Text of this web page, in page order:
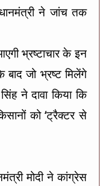
ने जांच तक
भ्रष्टाचार के इन
बाद जो भ्रष्ट मिलेंगे
ने दावा किया कि
को ‘ट्रैक्टर से
मोदी ने कांग्रेस